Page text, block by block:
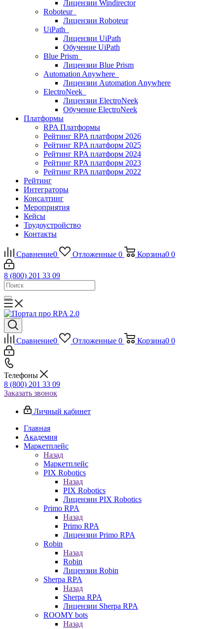
Лицензии Windirector
Roboteur
Лицензии Roboteur
UiPath
Лицензии UiPath
Обучение UiPath
Blue Prism
Лицензии Blue Prism
Automation Anywhere
Лицензии Automation Anywhere
ElectroNeek
Лицензии ElectroNeek
Обучение ElectroNeek
Платформы
RPA Платформы
Рейтинг RPA платформ 2026
Рейтинг RPA платформ 2025
Рейтинг RPA платформ 2024
Рейтинг RPA платформ 2023
Рейтинг RPA платформ 2022
Рейтинг
Интеграторы
Консалтинг
Mероприятия
Кейсы
Трудоустройство
Контакты
Сравнение0 Отложенные 0 Корзина0 0
8 (800) 201 33 09
Сравнение0 Отложенные 0 Корзина0 0
Телефоны
8 (800) 201 33 09
Заказать звонок
Личный кабинет
Главная
Академия
Маркетплейс
Назад
Маркетплейс
PIX Robotics
Назад
PIX Robotics
Лицензии PIX Robotics
Primo RPA
Назад
Primo RPA
Лицензии Primo RPA
Robin
Назад
Robin
Лицензии Robin
Sherpa RPA
Назад
Sherpa RPA
Лицензии Sherpa RPA
ROOMY bots
Назад